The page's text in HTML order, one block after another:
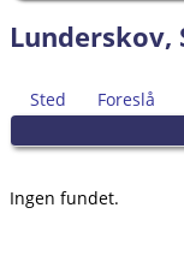
Lunderskov,
Sted Foreslå
Ingen fundet.